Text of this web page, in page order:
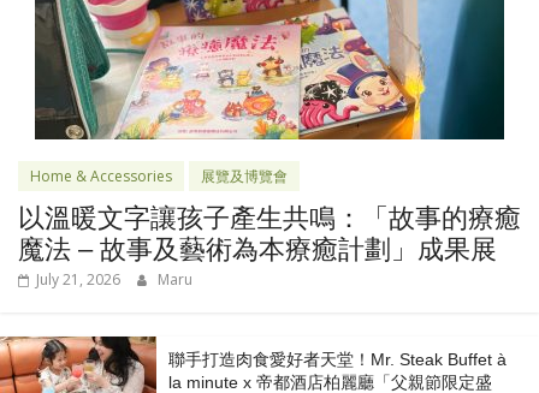
Home & Accessories 展覽及博覽會
以溫暖文字讓孩子產生共鳴：「故事的療癒
魔法 – 故事及藝術為本療癒計劃」成果展
July 21, 2026 Maru
聯手打造肉食愛好者天堂！Mr. Steak Buffet à
la minute x 帝都酒店柏麗廳「⽗親節限定盛